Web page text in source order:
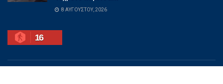
8 ΑΥΓΟΎΣΤΟΥ, 2026
16